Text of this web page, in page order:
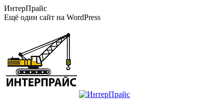
Перейти
к
ИнтерПрайс
Ещё один сайт на WordPress